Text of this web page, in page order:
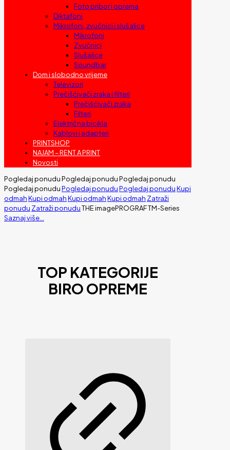
Foto pribor i oprema
Diktafoni
Mikrofoni, zvučnici i slušalice
Mikrofoni
Zvučnici
Slušalice
Soundbar
Dom i slobodno vrijeme
Televizori
Prečišćivači zraka i filteri
Prečišćivači zraka
Filteri
Električna bicikla
Kablovi i adapteri
PRINTSHOP
NAJAM – RENT A PRINT
Novosti
Pogledaj ponuduPogledaj ponuduPogledaj ponudu
Pogledaj ponuduPogledaj ponuduPogledaj ponuduKupi
odmahKupi odmahKupi odmahKupi odmah Zatraži
ponudu Zatraži ponuduTHEimagePROGRAFTM-Series
Saznaj više...
TOP KATEGORIJE
BIRO OPREME